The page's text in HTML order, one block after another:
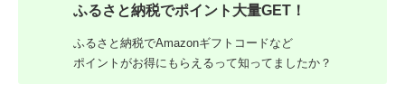
ふるさと納税でポイント大量GET！
ふるさと納税でAmazonギフトコードなど
ポイントがお得にもらえるって知ってましたか？